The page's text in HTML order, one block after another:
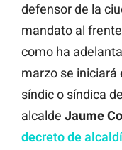
defensor de la
mandato al
como ha
marzo se iniciará
síndic o síndica
alcalde Jaume
decreto de